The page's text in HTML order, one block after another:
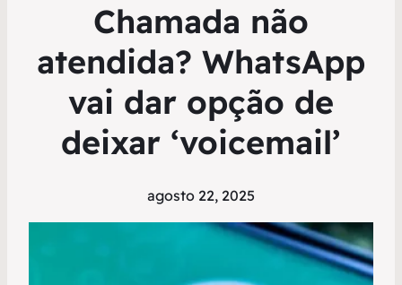
Chamada não
atendida? WhatsApp
vai dar opção de
deixar ‘voicemail’
agosto 22, 2025